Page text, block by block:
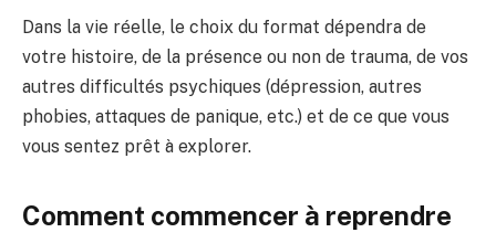
Dans la vie réelle, le choix du format dépendra de
votre histoire, de la présence ou non de trauma, de vos
autres difficultés psychiques (dépression, autres
phobies, attaques de panique, etc.) et de ce que vous
vous sentez prêt à explorer.
Comment commencer à reprendre